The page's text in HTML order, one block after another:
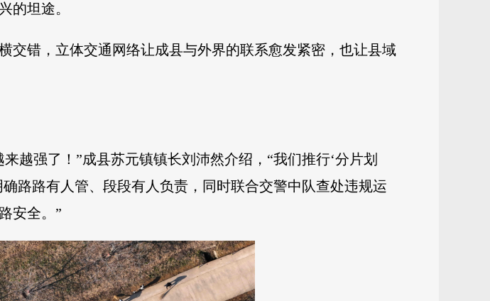
的坦途。
交错，立体交通网络让成县与外界的联系愈发紧密，也让县域
越强了！”成县苏元镇镇长刘沛然介绍，“我们推行‘分片划
路路有人管、段段有人负责，同时联合交警中队查处违规运
安全。”